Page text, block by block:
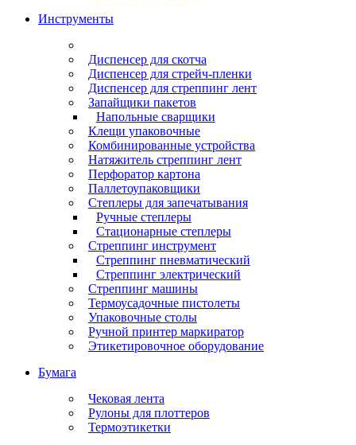
Инструменты
Диспенсер для скотча
Диспенсер для стрейч-пленки
Диспенсер для стреппинг лент
Запайщики пакетов
Напольные сварщики
Клещи упаковочные
Комбинированные устройства
Натяжитель стреппинг лент
Перфоратор картона
Паллетоупаковщики
Степлеры для запечатывания
Ручные степлеры
Стационарные степлеры
Стреппинг инструмент
Стреппинг пневматический
Стреппинг электрический
Стреппинг машины
Термоусадочные пистолеты
Упаковочные столы
Ручной принтер маркиратор
Этикетировочное оборудование
Бумага
Чековая лента
Рулоны для плоттеров
Термоэтикетки